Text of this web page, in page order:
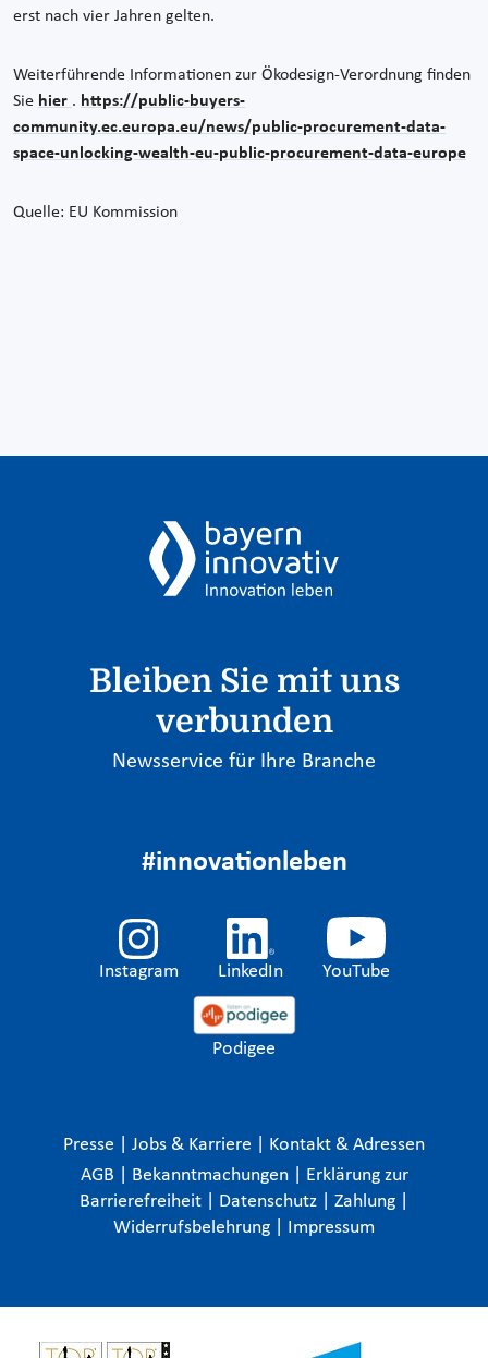
erst nach vier Jahren gelten.
Weiterführende Informationen zur Ökodesign-Verordnung finden
Sie hier . https://public-buyers-
community.ec.europa.eu/news/public-procurement-data-
space-unlocking-wealth-eu-public-procurement-data-europe
Quelle: EU Kommission
Bleiben Sie mit uns
verbunden
Newsservice für Ihre Branche
#innovationleben
Instagram LinkedIn YouTube
Podigee
Presse Jobs & Karriere
Kontakt & Adressen
AGB
Bekanntmachungen
Erklärung zur
Barrierefreiheit
Datenschutz Zahlung
Widerrufsbelehrung
Impressum